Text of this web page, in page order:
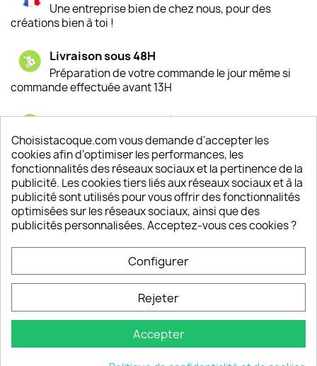
Une entreprise bien de chez nous, pour des
créations bien à toi !
Livraison sous 48H
Préparation de votre commande le jour même si
commande effectuée avant 13H
Satisfaction de nos clients
Depuis 2009, entre 92% et 94% de nos clients
sont satisfaits de nos produits
Un SAV à votre écoute
Notre SAV est disponible 6/7J de 10h à 18H
Choisistacoque.com vous demande d'accepter les
cookies afin d'optimiser les performances, les
fonctionnalités des réseaux sociaux et la pertinence de la
publicité. Les cookies tiers liés aux réseaux sociaux et à la
publicité sont utilisés pour vous offrir des fonctionnalités
optimisées sur les réseaux sociaux, ainsi que des
publicités personnalisées. Acceptez-vous ces cookies ?
Configurer
Rejeter
Accepter